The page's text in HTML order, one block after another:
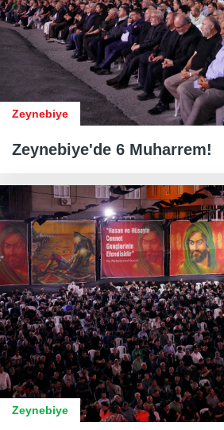
Zeynebiye
Zeynebiye'de 6 Muharrem!
Zeynebiye